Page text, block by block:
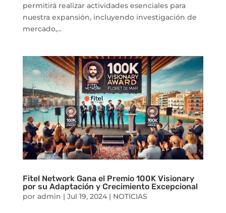
permitirá realizar actividades esenciales para
nuestra expansión, incluyendo investigación de
mercado,...
Fitel Network Gana el Premio 100K Visionary
por su Adaptación y Crecimiento Excepcional
por admin | Jul 19, 2024| NOTICIAS